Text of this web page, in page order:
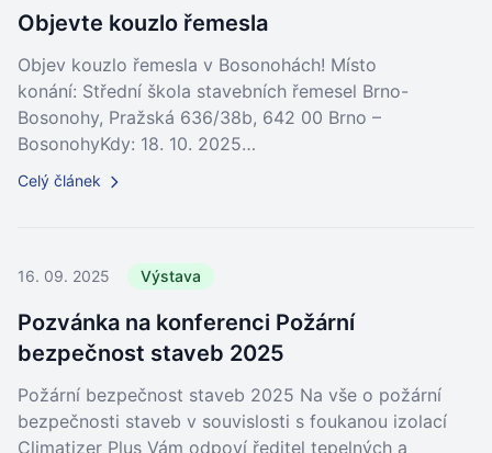
Objevte kouzlo řemesla
Objev kouzlo řemesla v Bosonohách! Místo
konání: Střední škola stavebních řemesel Brno-
Bosonohy, Pražská 636/38b, 642 00 Brno –
BosonohyKdy: 18. 10. 2025…
Celý článek
16. 09. 2025 Výstava
Pozvánka na konferenci Požární
bezpečnost staveb 2025
Požární bezpečnost staveb 2025 Na vše o požární
bezpečnosti staveb v souvislosti s foukanou izolací
Climatizer Plus Vám odpoví ředitel tepelných a